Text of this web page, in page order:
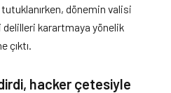
tutuklanırken, dönemin valisi
delilleri karartmaya yönelik
çıktı.
hacker çetesiyle